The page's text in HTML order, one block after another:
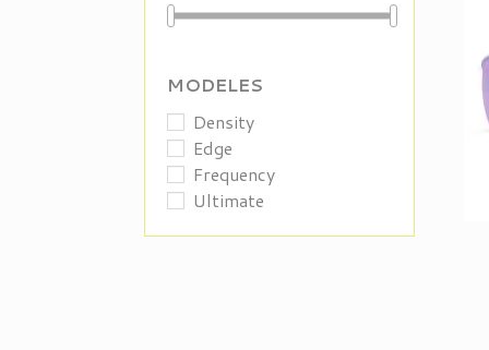
MODELES
Density
Edge
Frequency
Ultimate